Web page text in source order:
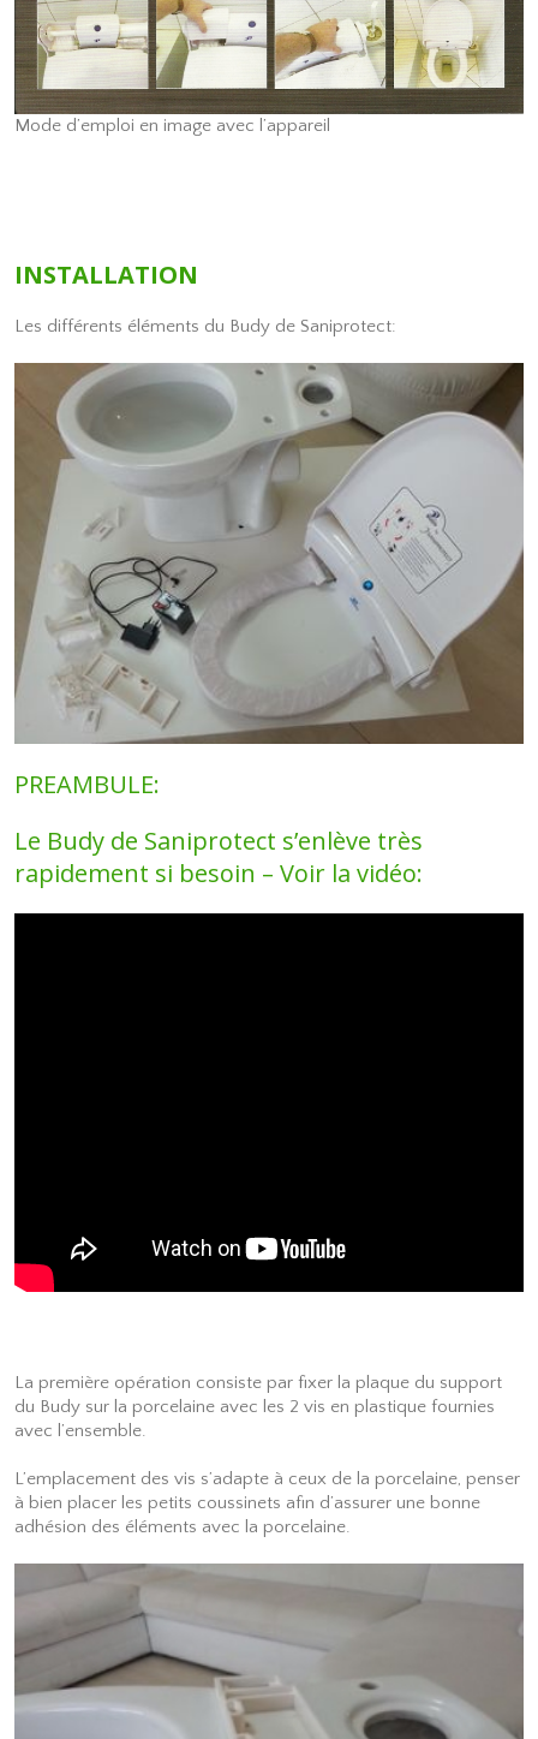
Mode d’emploi en image avec l’appareil
INSTALLATION
Les différents éléments du Budy de Saniprotect:
PREAMBULE:
Le Budy de Saniprotect s’enlève très
rapidement si besoin – Voir la vidéo:
La première opération consiste par fixer la plaque du support
du Budy sur la porcelaine avec les 2 vis en plastique fournies
avec l’ensemble.
L’emplacement des vis s’adapte à ceux de la porcelaine, penser
à bien placer les petits coussinets afin d’assurer une bonne
adhésion des éléments avec la porcelaine.